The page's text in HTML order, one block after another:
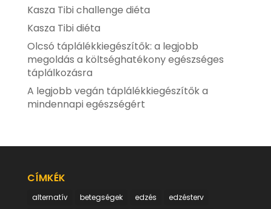
Kasza Tibi challenge diéta
Kasza Tibi diéta
Olcsó táplálékkiegészítők: a legjobb
megoldás a költséghatékony egészséges
táplálkozásra
A legjobb vegán táplálékkiegészítők a
mindennapi egészségért
CÍMKÉK
alternatív betegségek edzés
edzésterv